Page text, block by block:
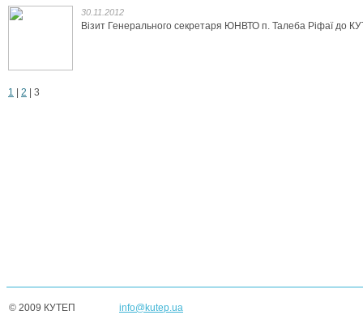
30.11.2012
Візит Генерального секретаря ЮНВТО п. Талеба Ріфаї до
1 2 3
© 2009 КУТЕП info@kutep.ua